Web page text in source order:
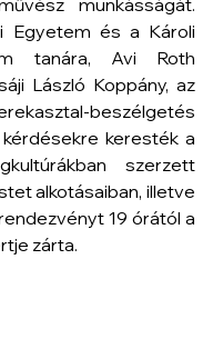
munkásságát.
Egyetem és a Károli
tanára, Avi Roth
László Koppány, az
beszélgetés
keresték a
szerzett
alkotásaiban, illetve
19 órától a
zárta.